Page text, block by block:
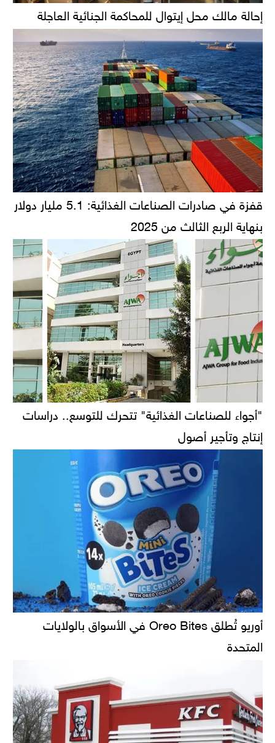
إحالة مالك محل إيتوال للمحاكمة الجنائية العاجلة
قفزة في صادرات الصناعات الغذائية: 5.1 مليار دولار
بنهاية الربع الثالث من 2025
"أجواء للصناعات الغذائية" تتحرك للتوسع.. دراسات
إنتاج وتأجير أصول
أوريو تُطلق Oreo Bites في الأسواق بالولايات
المتحدة